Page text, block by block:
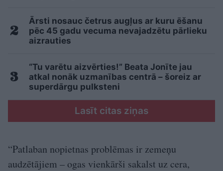
Ārsti nosauc četrus augļus ar kuru ēšanu
pēc 45 gadu vecuma nevajadzētu pārlieku
aizrauties
“Tu varētu aizvērties!” Beata Jonīte jau
atkal nonāk uzmanības centrā – šoreiz ar
superdārgu pulksteni
Lasīt citas ziņas
“Patlaban nopietnas problēmas ir zemeņu
audzētājiem – ogas vienkārši sakalst uz cera,